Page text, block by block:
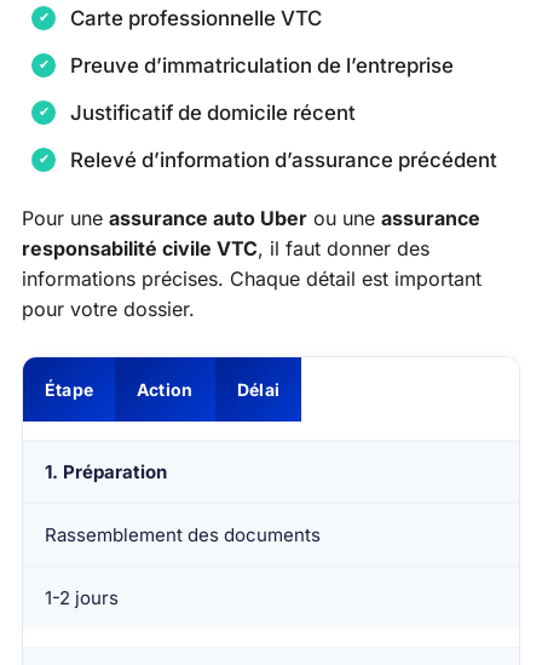
Carte professionnelle VTC
Preuve d’immatriculation de l’entreprise
Justificatif de domicile récent
Relevé d’information d’assurance précédent
Pour une assurance auto Uber ou une assurance
responsabilité civile VTC, il faut donner des
informations précises. Chaque détail est important
pour votre dossier.
Étape Action Délai
1. Préparation
Rassemblement des documents
1-2 jours